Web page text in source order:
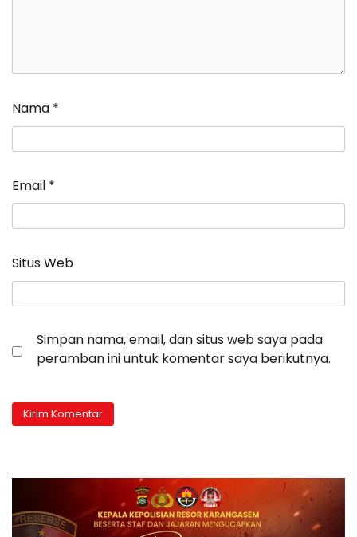
Nama *
Email *
Situs Web
Simpan nama, email, dan situs web saya pada
peramban ini untuk komentar saya berikutnya.